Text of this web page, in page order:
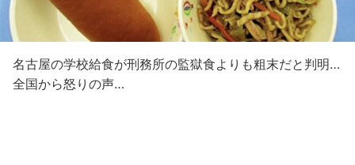
名古屋の学校給食が刑務所の監獄食よりも粗末だと判明…
全国から怒りの声…